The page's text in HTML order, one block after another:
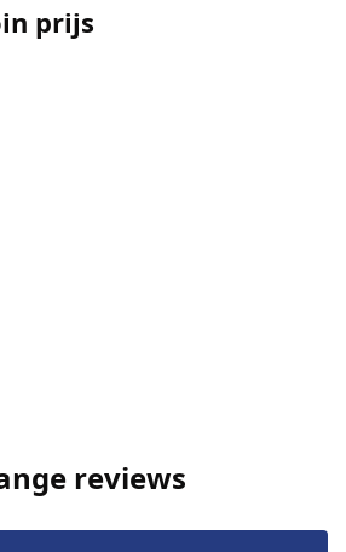
prijs
reviews